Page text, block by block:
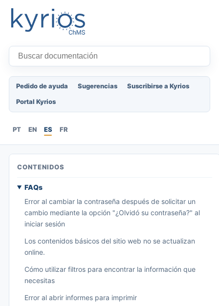
Pedido de ayuda Sugerencias
Suscribirse a Kyrios
Portal Kyrios
PT EN ES FR
CONTENIDOS
FAQs
Error al cambiar la contraseña después de solicitar un
cambio mediante la opción "¿Olvidó su contraseña?" al
iniciar sesión
Los contenidos básicos del sitio web no se actualizan
online.
Cómo utilizar filtros para encontrar la información que
necesitas
Error al abrir informes para imprimir